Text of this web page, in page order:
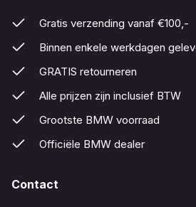
Gratis verzending vanaf €100,-
Binnen enkele werkdagen
GRATIS retourneren
Alle prijzen zijn inclusief BTW
Grootste BMW voorraad
Officiële BMW dealer
Contact